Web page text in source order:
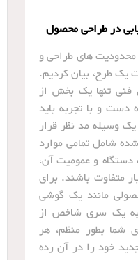
در طراحی محصول
های طراحی و
یک طرح، بیان کردیم.
فنی تنها یک بخش از
و با تجربه باید
وسیله مد نظر قرار
شامل تمامی موارد
دستگاه و عمومیت آن،
متفاوت باشند. برای
مانند یک گوشی
به یک سری شاخص از
شما بطور منظم، هر
خود را در آن رده